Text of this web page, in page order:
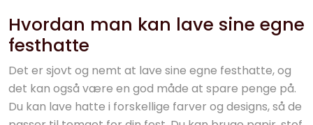
Hvordan man kan lave sine egne
festhatte
Det er sjovt og nemt at lave sine egne festhatte, og
det kan også være en god måde at spare penge på.
Du kan lave hatte i forskellige farver og designs, så de